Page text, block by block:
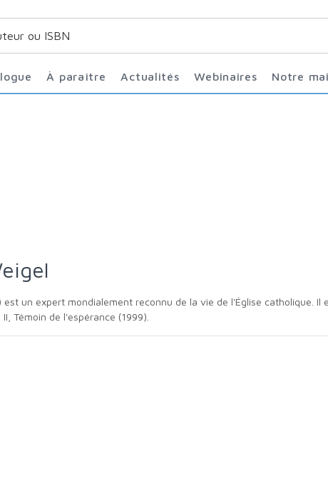
À paraître Actualités Webinaires Notre
Témoin de l'espérance (1999).